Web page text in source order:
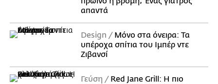
απαντά
Design
Μόνο στα όνειρα: Τα
υπέροχα σπίτια του Ιμπέρ ντε
Ζιβανσί
Γεύση
Red Jane Grill: Η πιο